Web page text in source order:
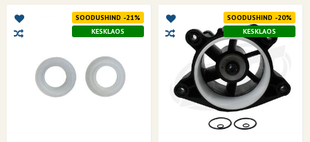
SOODUSHIND -21%
KESKLAOS
SOODUSHIND -20%
KESKLAOS